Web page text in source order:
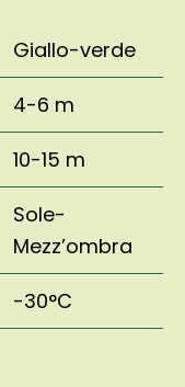
Giallo-verde
4-6 m
10-15 m
Sole-
Mezz’ombra
-30°C